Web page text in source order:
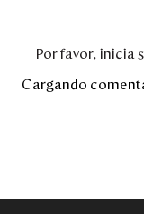
Por favor, inicia
Cargando